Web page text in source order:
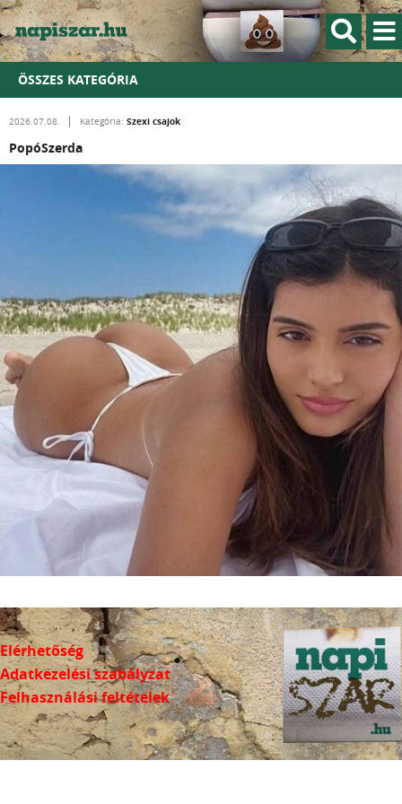
ÖSSZES KATEGÓRIA
2026.07.08. Kategória: Szexi csajok
PopóSzerda
Elérhetőség
Adatkezelési szabályzat
Felhasználási feltételek